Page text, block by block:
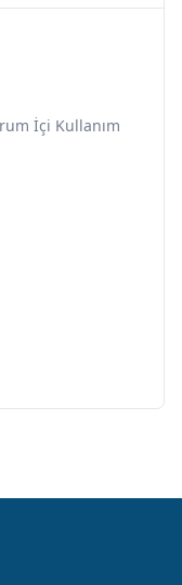
İçi Kullanım